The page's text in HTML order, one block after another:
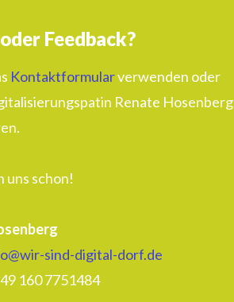
Feedback?
Kontaktformularverwenden oder
Renate Hosenberg
uns schon!
sind-digital-dorf.de
160 7751484‬